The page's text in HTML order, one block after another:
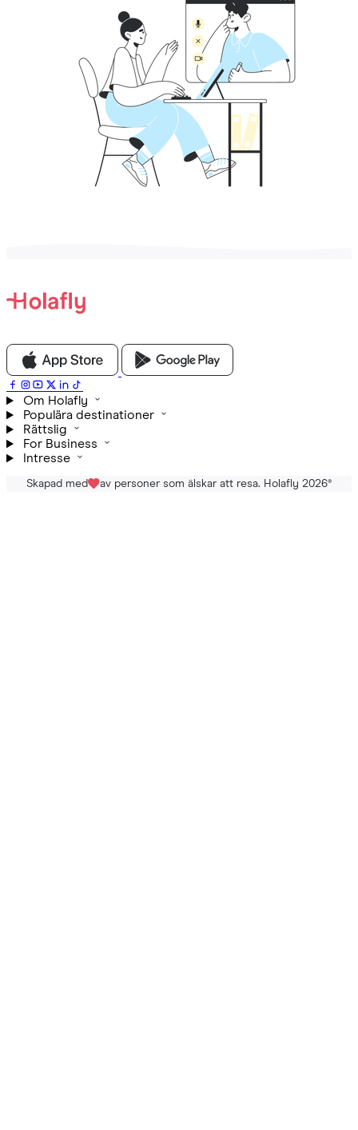
Om Holafly
Populära destinationer
Rättslig
For Business
Intresse
Skapad med av personer som älskar att resa. Holafly 2026®